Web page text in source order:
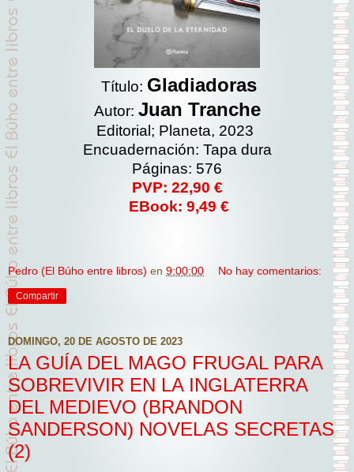
Título: Gladiadoras
Autor: Juan Tranche
Editorial; Planeta, 2023
Encuadernación: Tapa dura
Páginas: 576
PVP: 22,90 €
EBook: 9,49 €
Pedro (El Búho entre libros) en 9:00:00 No hay comentarios:
Compartir
DOMINGO, 20 DE AGOSTO DE 2023
LA GUÍA DEL MAGO FRUGAL PARA
SOBREVIVIR EN LA INGLATERRA
DEL MEDIEVO (BRANDON
SANDERSON) NOVELAS SECRETAS
(2)